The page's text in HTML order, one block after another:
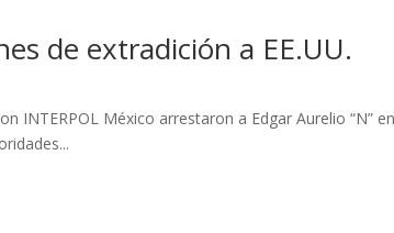
de extradición a EE.UU.
México arrestaron a Edgar Aurelio “N”